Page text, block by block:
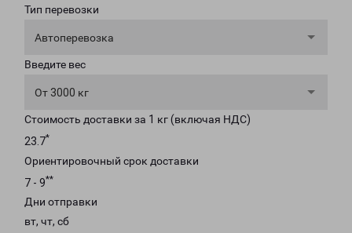
Тип перевозки
Автоперевозка
Введите вес
От 3000 кг
Стоимость доставки за 1 кг (включая НДС)
23.7*
Ориентировочный срок доставки
7 - 9**
Дни отправки
вт, чт, сб